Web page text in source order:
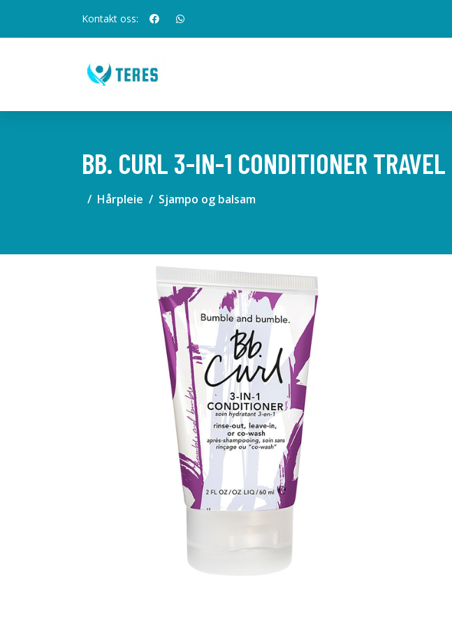
Kontakt oss:
BB. CURL 3-IN-1 CONDITIONER
Hårpleie Sjampo og balsam